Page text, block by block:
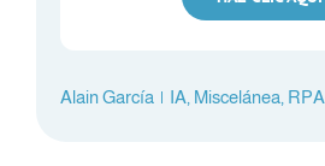
Alain García | IA Miscelánea, RPA